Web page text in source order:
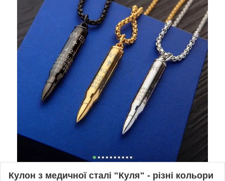
Кулон з медичної сталі "Куля" - різні кольори